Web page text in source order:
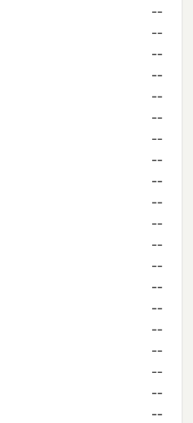
--
--
--
--
--
--
--
--
--
--
--
--
--
--
--
--
--
--
--
--